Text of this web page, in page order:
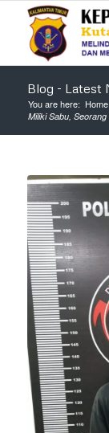
Blog - Latest
You are here: Home
Miliki Sabu,